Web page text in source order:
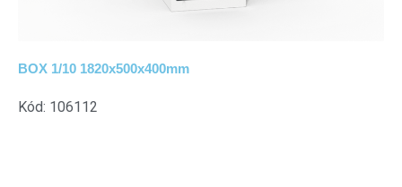
BOX 1/10 1820x500x400mm
Kód: 106112